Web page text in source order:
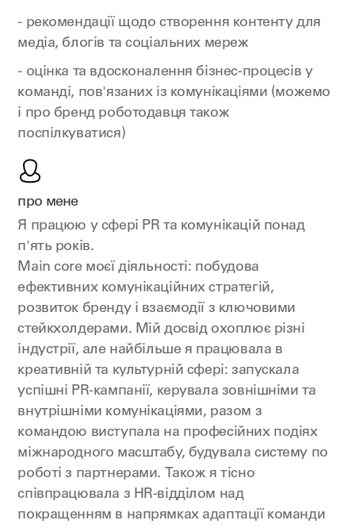
- рекомендації щодо створення контенту для
медіа, блогів та соціальних мереж
- оцінка та вдосконалення бізнес-процесів у
команді, пов'язаних із комунікаціями (можемо
і про бренд роботодавця також
поспілкуватися)
про мене
Я працюю у сфері PR та комунікацій понад
п'ять років.
Main core моєї діяльності: побудова
ефективних комунікаційних стратегій,
розвиток бренду і взаємодії з ключовими
стейкхолдерами. Мій досвід охоплює різні
індустрії, але найбільше я працювала в
креативній та культурній сфері: запускала
успішні PR-кампанії, керувала зовнішніми та
внутрішніми комунікаціями, разом з
командою виступала на професійних подіях
міжнародного масштабу, будувала систему по
роботі з партнерами. Також я тісно
співпрацювала з HR-відділом над
покращенням в напрямках адаптації команди